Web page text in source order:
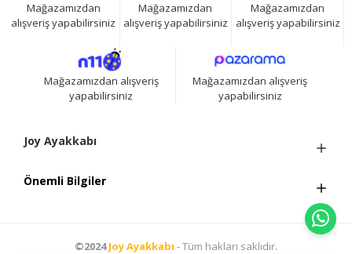
Mağazamızdan
alışveriş yapabilirsiniz
Mağazamızdan
alışveriş yapabilirsiniz
Mağazamızdan
alışveriş yapabilirsiniz
Mağazamızdan alışveriş
yapabilirsiniz
Mağazamızdan alışveriş
yapabilirsiniz
Joy Ayakkabı
Önemli Bilgiler
©2024Joy Ayakkabı - Tüm hakları saklıdır.